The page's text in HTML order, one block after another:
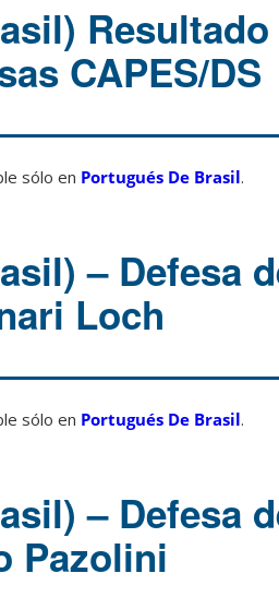
CAPES/DS
sólo en Portugués De Brasil.
– Defesa
Loch
sólo en Portugués De Brasil.
– Defesa
Pazolini